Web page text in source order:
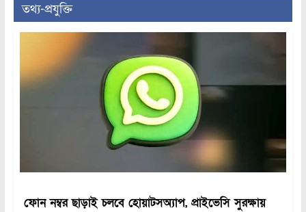
তথ্য-প্রযুক্তি
ফোন নম্বর ছাড়াই চলবে হোয়াটসঅ্যাপ, প্রাইভেসি সুরক্ষায়